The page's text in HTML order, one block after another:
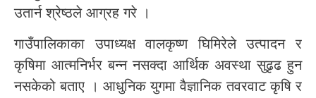
उतार्न श्रेष्ठले आग्रह गरे ।
गाउँपालिकाका उपाध्यक्ष वालकृष्ण घिमिरेले उत्पादन र
कृषिमा आत्मनिर्भर बन्न नसक्दा आर्थिक अवस्था सुढृढ हुन
नसकेको बताए । आधुनिक युगमा वैज्ञानिक तवरवाट कृषि र